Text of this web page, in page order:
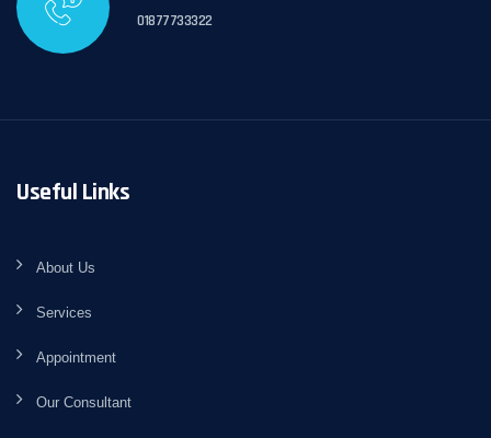
01877733322
Useful Links
About Us
Services
Appointment
Our Consultant